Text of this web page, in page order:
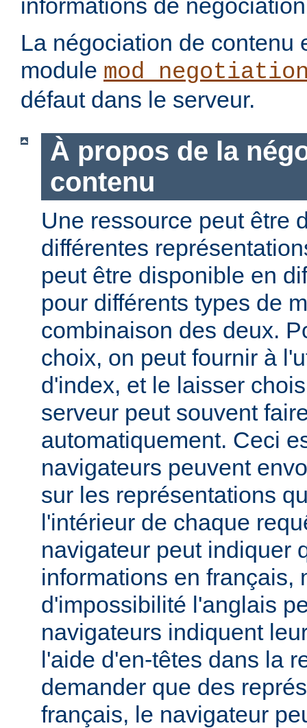
informations de
La négociation de contenu
module
défaut dans le serveur.
À propos de la
contenu
Une ressource peut être
différentes
peut être disponible en
pour différents types de
combinaison des deux.
choix, on peut fournir à
d'index, et le laisser
serveur peut souvent
automatiquement. Ceci
navigateurs peuvent
sur les représentations
l'intérieur de chaque
navigateur peut indiquer
informations en français,
d'impossibilité l'anglais
navigateurs indiquent
l'aide d'en-têtes dans la
demander que des
français, le navigateur